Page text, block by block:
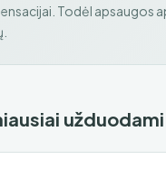
Todėl apsaugos